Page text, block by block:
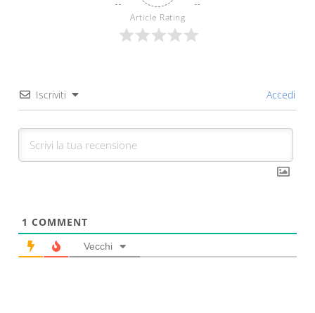
Article Rating
Iscriviti Accedi
1 COMMENT
Vecchi